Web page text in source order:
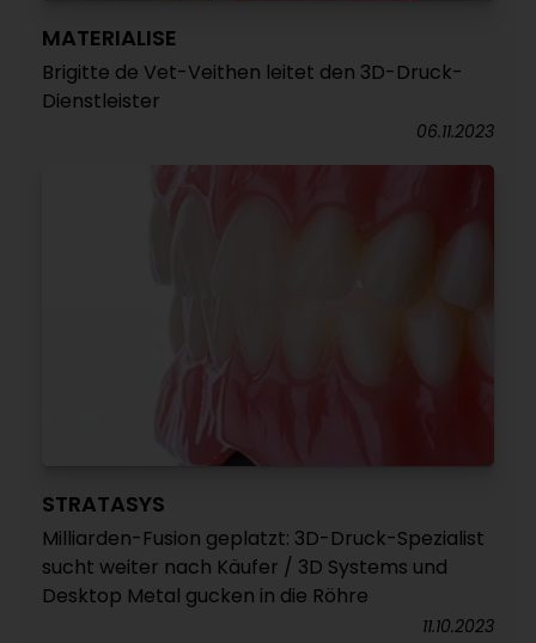
MATERIALISE
Brigitte de Vet-Veithen leitet den 3D-Druck-
Dienstleister
06.11.2023
STRATASYS
Milliarden-Fusion geplatzt: 3D-Druck-Spezialist
sucht weiter nach Käufer / 3D Systems und
Desktop Metal gucken in die Röhre
11.10.2023